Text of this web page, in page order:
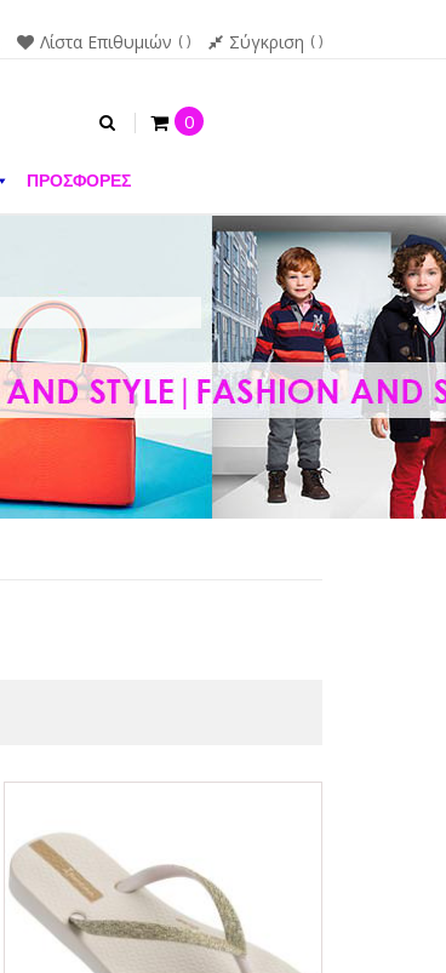
Λίστα Επιθυμιών Σύγκριση
0
ΠΡΟΣΦΟΡΕΣ